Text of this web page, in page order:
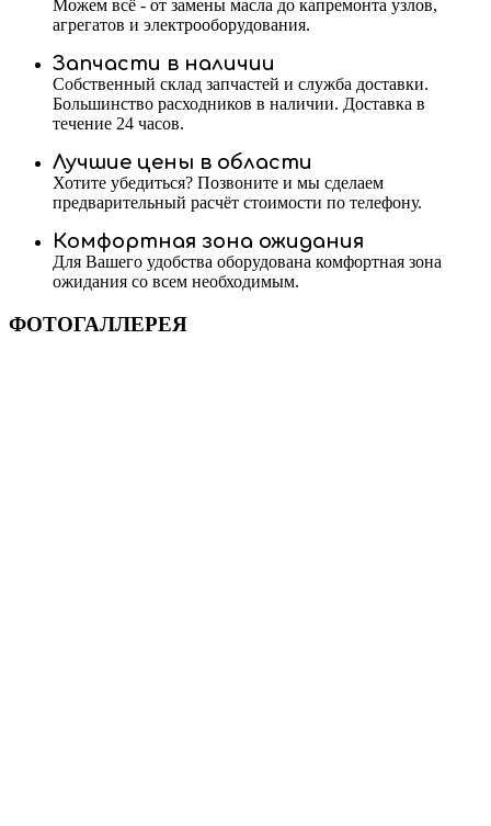
Можем всё - от замены масла до капремонта узлов,
агрегатов и электрооборудования.
Запчасти в наличии
Собственный склад запчастей и служба доставки.
Большинство расходников в наличии. Доставка в
течение 24 часов.
Лучшие цены в области
Хотите убедиться? Позвоните и мы сделаем
предварительный расчёт стоимости по телефону.
Комфортная зона ожидания
Для Вашего удобства оборудована комфортная зона
ожидания со всем необходимым.
ФОТОГАЛЛЕРЕЯ